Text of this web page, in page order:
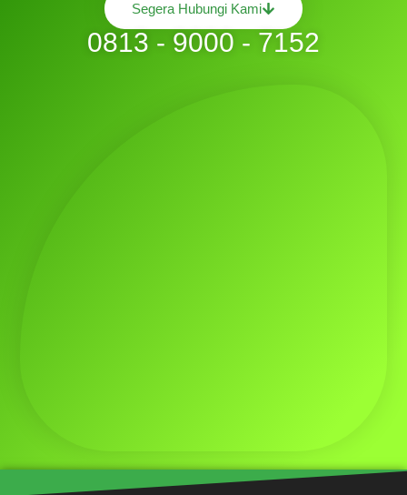
Segera Hubungi Kami
0813 - 9000 - 7152